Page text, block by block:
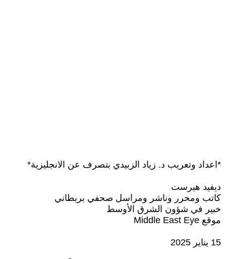
*اعداد وتعريب د. زياد الزبيدي بتصرف عن الانجليزية*
ديفيد هيرست
كاتب ومحرر وناشر ومراسل صحفي بريطاني
خبير في شؤون الشرق الأوسط
موقع Middle East Eye
15 يناير 2025